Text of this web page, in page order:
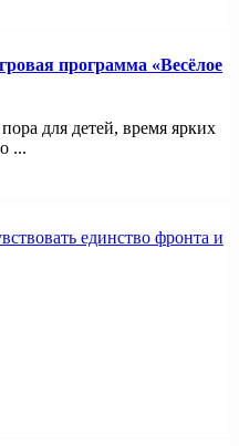
программа «Весёлое
для детей, время ярких
...